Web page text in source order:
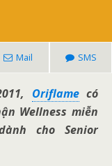
Mail SMS
Oriflamecó
Wellness miễn
cho Senior